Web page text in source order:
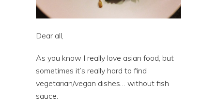
Dear all,
As you know I really love asian food, but
sometimes it’s really hard to find
vegetarian/vegan dishes… without fish
sauce.